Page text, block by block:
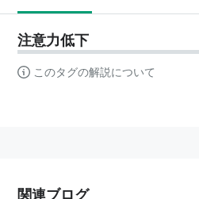
注意力低下
このタグの解説について
関連ブログ